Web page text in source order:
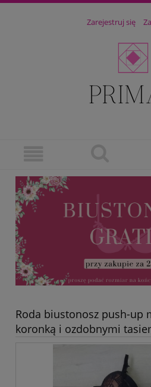
Zarejestruj się
Roda biustonosz push-up
koronką i ozdobnymi